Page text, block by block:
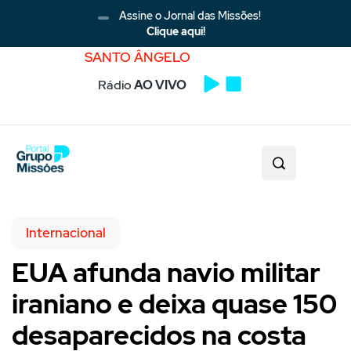
Assine o Jornal das Missões!
Clique aqui!
SANTO ÂNGELO
RádioAO VIVO
Internacional
EUA afunda navio militar
iraniano e deixa quase 150
desaparecidos na costa